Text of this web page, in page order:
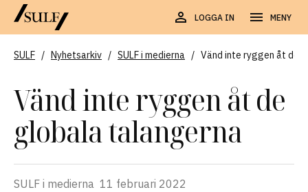
LOGGA IN MENY
SULF / Nyhetsarkiv / SULF i medierna / Vänd inte ryggen åt de
Vänd inte ryggen åt de
globala talangerna
SULF i medierna 11 februari 2022